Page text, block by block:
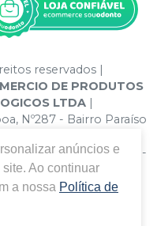
reservados |
DE PRODUTOS
LTDA |
Nº287 - Bairro Paraíso
meramente ilustrativas -
estão sujeitos a
de preços no site, o
Não vendemos
anúncios e
Ao continuar
a nossa Política de